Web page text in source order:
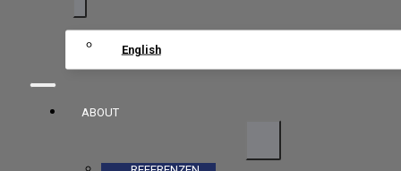
English
ABOUT